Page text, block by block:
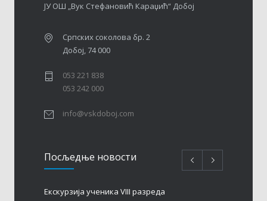
ЈУ ОШ „Вук Стефановић Караџић“ Добој
Српских соколова бр. 2
Добој, 74 000
053 221 838
053 242 000
info@vskdoboj.com
Посљедњe новости
Eкскурзија ученика VIII разреда